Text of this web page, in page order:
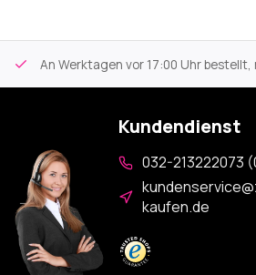
An Werktagen vor 17:00 Uhr
Kundendienst
032-213222073
kaufen.de